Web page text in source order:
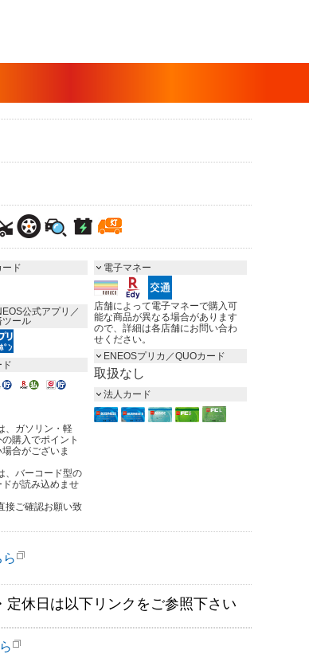
ード
公式アプリ／
ツール
ド
、ガソリン・軽
購入でポイント
合がございま
、バーコード型の
が読み込めませ
接ご確認お願い致
電子マネー
店舗によって電子マネーで購入可
能な商品が異なる場合があります
ので、詳細は各店舗にお問い合わ
せください。
ENEOSプリカ／QUOカード
取扱なし
法人カード
定休日は以下リンクをご参照下さい